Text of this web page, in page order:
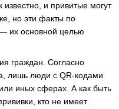
и привитые могут
но эти факты по
их основной целью
граждан. Согласно
лишь люди с QR-кодами
иных сферах. А как быть
кто не имеет